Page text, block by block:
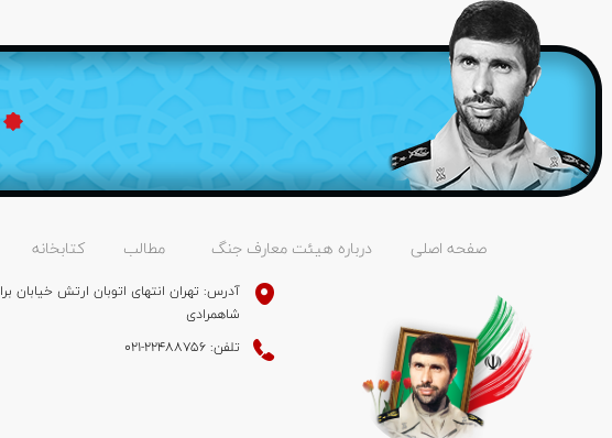
صفحه اصلی درباره هیئت معارف جنگ مطالب کتابخانه
آدرس: تهران انتهای اتوبان ارتش خیابان
شاهمرادی
تلفن: 22488756-021